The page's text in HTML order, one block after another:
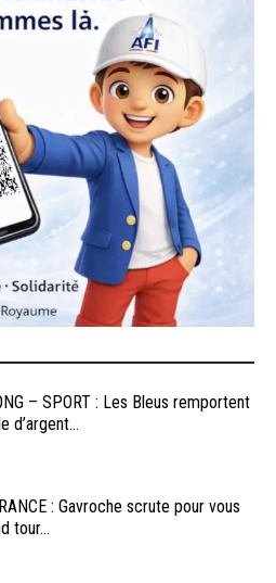
– SPORT : Les Bleus remportent
d’argent...
: Gavroche scrute pour vous
tour...